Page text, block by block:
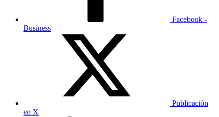
Facebook -
Business
Publicación
en X